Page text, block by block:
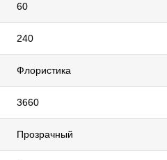
60
240
Флористика
3660
Прозрачный